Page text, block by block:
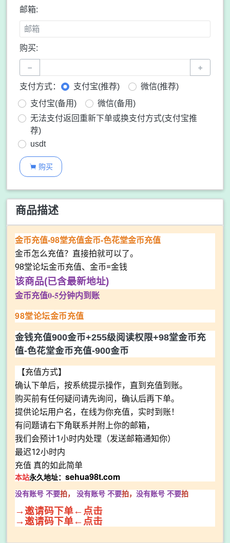
邮箱:
购买:
− +
支付方式： 支付宝(推荐)
微信(推荐)
支付宝(备用)
微信(备用)
无法支付返回重新下单或换支付方式(支付宝推
荐)
usdt
 购买
商品描述
金币充值-98堂充值金币-色花堂金币充值
金币怎么充值？直接拍就可以了。
98堂论坛金币充值、金币=金钱
该商品(已含最新地址)
金币充值0-5分钟内到账
98堂论坛金币充值
金钱充值900金币+255级阅读权限+98堂金币充
值-色花堂金币充值-900金币
【充值方式】
确认下单后，按系统提示操作，直到充值到账。
购买前有任何疑问请先询问，确认后再下单。
提供论坛用户名，在线为你充值，实时到账！
有问题请右下角联系并附上你的邮箱，
我们会预计1小时内处理（发送邮箱通知你）
最迟12小时内
充值 真的如此简单
本站永久地址： sehua98t.com
没有账号 不要拍， 没有账号 不要拍， 没有账号 不要拍
→邀请码下单←点击
→邀请码下单←点击